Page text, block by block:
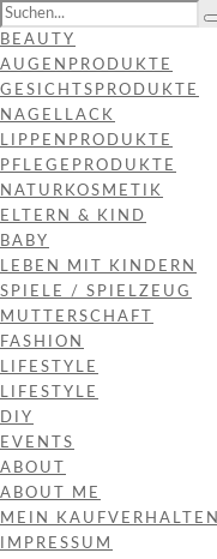
BEAUTY
AUGENPRODUKTE
GESICHTSPRODUKTE
NAGELLACK
LIPPENPRODUKTE
PFLEGEPRODUKTE
NATURKOSMETIK
ELTERN & KIND
BABY
LEBEN MIT KINDERN
SPIELE / SPIELZEUG
MUTTERSCHAFT
FASHION
LIFESTYLE
LIFESTYLE
DIY
EVENTS
ABOUT
ABOUT ME
MEIN KAUFVERHALTEN
IMPRESSUM